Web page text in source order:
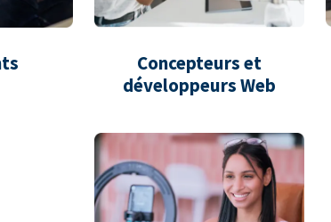
Concepteurs et
développeurs Web